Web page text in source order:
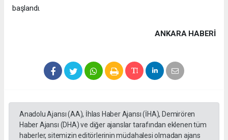
başlandı.​​​​​​​​​​​​​​
ANKARA HABERİ
Anadolu Ajansı (AA), İhlas Haber Ajansı (İHA), Demirören
Haber Ajansı (DHA) ve diğer ajanslar tarafından eklenen tüm
haberler, sitemizin editörlerinin müdahalesi olmadan ajans